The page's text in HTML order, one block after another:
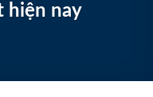
hiện nay